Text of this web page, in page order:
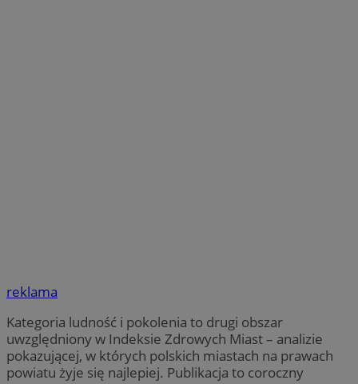
reklama
Kategoria ludność i pokolenia to drugi obszar
uwzględniony w Indeksie Zdrowych Miast – analizie
pokazującej, w których polskich miastach na prawach
powiatu żyje się najlepiej. Publikacja to coroczny